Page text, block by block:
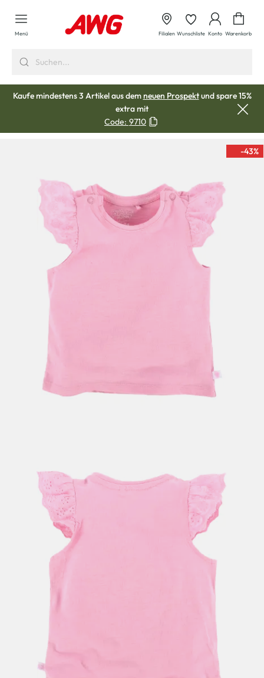
springen
Menü Filialen Wunschliste Konto Warenkorb
Kaufe mindestens 3 Artikel aus demneuen Prospektund spare 15%
extra mit
Code: 9710
-43%